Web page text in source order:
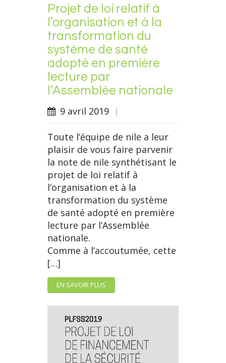
Projet de loi relatif à
l’organisation et à la
transformation du
système de santé
adopté en première
lecture par
l’Assemblée nationale
9 avril 2019 |
Toute l’équipe de nile a leur
plaisir de vous faire parvenir
la note de nile synthétisant le
projet de loi relatif à
l’organisation et à la
transformation du système
de santé adopté en première
lecture par l’Assemblée
nationale.
Comme à l’accoutumée, cette
[…]
EN SAVOIR PLUS